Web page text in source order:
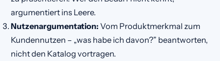
argumentiert ins Leere.
Nutzenargumentation: Vom Produktmerkmal zum
Kundennutzen – „was habe ich davon?” beantworten,
nicht den Katalog vortragen.